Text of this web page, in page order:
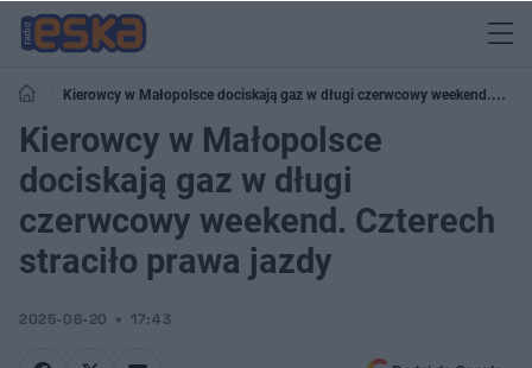
Kierowcy w Małopolsce dociskają gaz w długi czerwcowy weekend.
Czterech straciło prawa jazdy
Kierowcy w Małopolsce
dociskają gaz w długi
czerwcowy weekend. Czterech
straciło prawa jazdy
2025-06-20 17:43